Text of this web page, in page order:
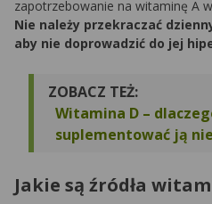
zapotrzebowanie na witaminę A
Nie należy przekraczać
aby nie doprowadzić do jej
ZOBACZ TEŻ:
Witamina D –
suplementować ją
Jakie są źródła